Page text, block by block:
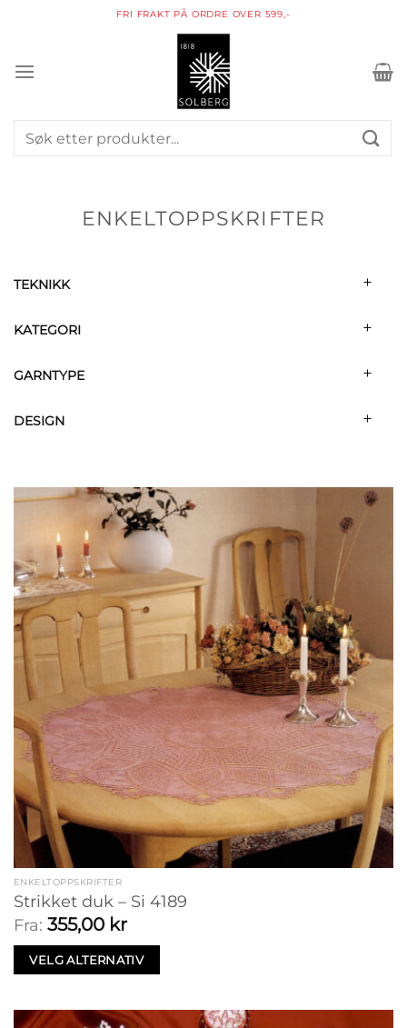
FRI FRAKT PÅ ORDRE OVER 599,-
Søk
etter:
ENKELTOPPSKRIFTER
TEKNIKK
KATEGORI
GARNTYPE
DESIGN
ENKELTOPPSKRIFTER
Strikket duk – Si 4189
Fra: 355,00 kr
VELG ALTERNATIV